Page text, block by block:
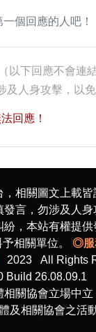
個回應的人吧！
（以下回應不會連
及人身攻擊，以免
法回應！
相關圖文上載皆
言，勿涉及人身
，本站有權提供
相關單位。 ◎服
2023 All Rights
Build 26.08.09.1
關協會立場中
及相關協會之活